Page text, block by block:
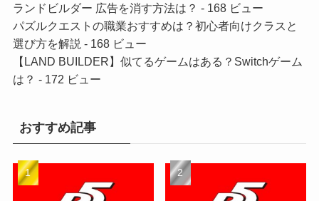
ランドビルダー 広告を消す方法は？ - 168 ビュー
パズルクエストの職業おすすめは？初心者向けクラスと
選び方を解説 - 168 ビュー
【LAND BUILDER】似てるゲームはある？Switchゲーム
は？ - 172 ビュー
おすすめ記事